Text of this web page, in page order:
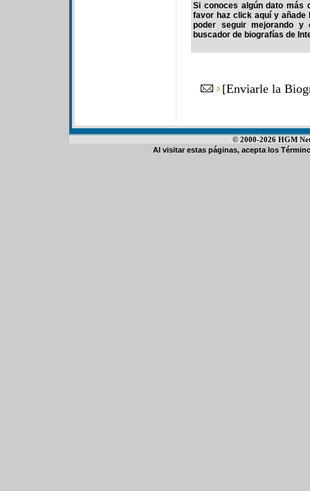
Si conoces algún dato más
favor haz click aquí y
poder seguir mejorando y
buscador de biografías de
[Enviarle la
© 2000-2026 HGM
Al visitar estas páginas, acepta los